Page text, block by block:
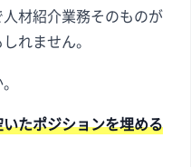
材紹介業務そのものが
れません。
たポジションを埋める